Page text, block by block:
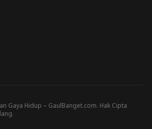
Gaya Hidup – GaulBanget.com. Hak Cipta